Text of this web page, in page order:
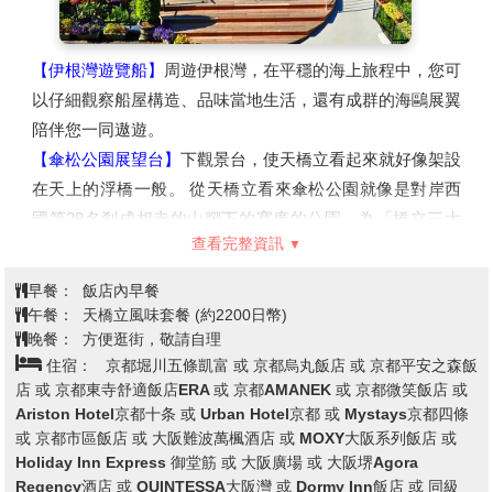
【伊根灣遊覽船】
周遊伊根灣，在平穩的海上旅程中，您可
以仔細觀察船屋構造、品味當地生活，還有成群的海鷗展翼
陪伴您一同遨遊。
【傘松公園展望台】 下觀景台，使天橋立看起來就好像架設
在天上的浮橋一般。 從天橋立看來傘松公園就像是對岸西
國第28名剎成相寺的山腳下的寬廣的公園。為「橋立三大
奇觀」之一，「胯下觀景」名勝很有名，園內也設立了胯位
點，站在著名的「胯間展望台」上，彎下腰由兩腿之間看出
去，讓天幕與海面顛倒過來，天橋立彷彿是一條在空中騰雲
駕霧的飛龍，又像是一座從天而降的一字橋，您可以讓想像
力自由馳騁，靜心觀察大自然優美絕妙的巧奪天工。
【美山合掌村】 與岐阜縣白川郷合掌村、福島縣大內宿並稱
為《日本三大茅葺屋集落》。擁有舊時日本農家景色的美山
地區，周圍被山脈包圍，因此美山町內的民家們多半保有著
查看完整資訊
早餐：
飯店內早餐
午餐：
天橋立風味套餐 (約2200日幣)
晚餐：
方便逛街，敬請自理
住宿：
京都堀川五條凱富 或 京都烏丸飯店 或 京都平安之森飯
店 或 京都東寺舒適飯店ERA 或 京都AMANEK 或 京都微笑飯店 或
Ariston Hotel京都十条 或 Urban Hotel京都 或 Mystays京都四條
或 京都市區飯店 或 大阪難波萬楓酒店 或 MOXY大阪系列飯店 或
Holiday Inn Express 御堂筋 或 大阪廣場 或 大阪堺Agora
Regency酒店 或 QUINTESSA大阪灣 或 Dormy Inn飯店 或 同級